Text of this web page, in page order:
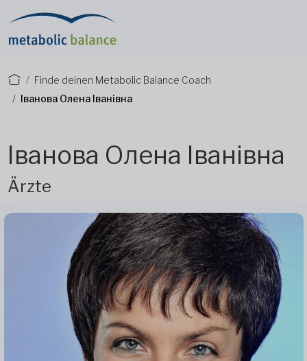
Finde deinen Metabolic Balance Coach
Іванова Олена Іванівна
Іванова Олена Іванівна
Ärzte